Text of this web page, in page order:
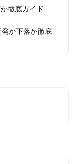
徹底ガイド
か下落か徹底